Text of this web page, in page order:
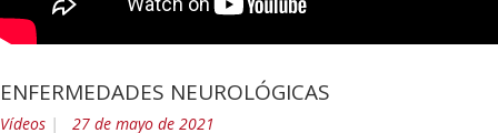
ENFERMEDADES NEUROLÓGICAS
Vídeos 27 de mayo de 2021